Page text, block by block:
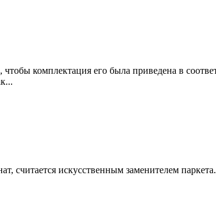
комплектация его была приведена в
считается искусственным заменителем